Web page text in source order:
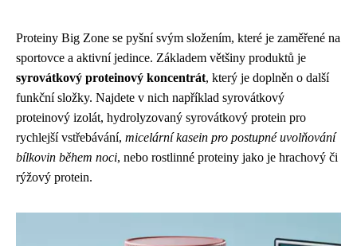
Proteiny Big Zone se pyšní svým složením, které je zaměřené na
sportovce a aktivní jedince. Základem většiny produktů je
syrovátkový proteinový koncentrát, který je doplněn o další
funkční složky. Najdete v nich například syrovátkový
proteinový izolát, hydrolyzovaný syrovátkový protein pro
rychlejší vstřebávání, micelární kasein pro postupné uvolňování
bílkovin během noci, nebo rostlinné proteiny jako je hrachový či
rýžový protein.